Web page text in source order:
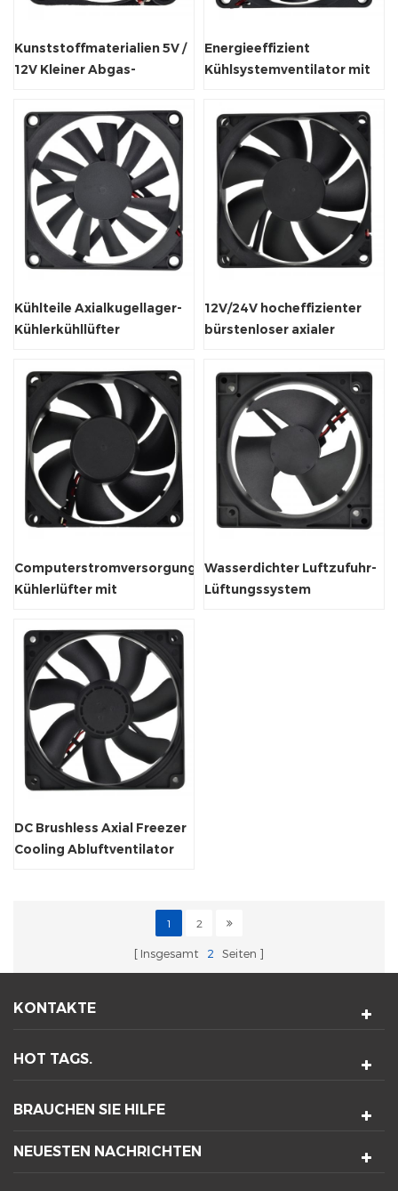
Kunststoffmaterialien 5V /
12V Kleiner Abgas-
Energieeffizient
Kühlsystemventilator mit
Kühlteile Axialkugellager-
Kühlerkühllüfter
12V/24V hocheffizienter
bürstenloser axialer
Computerstromversorgung
Kühlerlüfter mit
Wasserdichter Luftzufuhr-
Lüftungssystem
DC Brushless Axial Freezer
Cooling Abluftventilator
1 2
Insgesamt 2 Seiten
KONTAKTE
HOT TAGS.
BRAUCHEN SIE HILFE
NEUESTEN NACHRICHTEN